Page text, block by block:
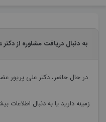
به دنبال دریافت مشاوره از
در حال حاضر،دکتر علی پریور
زمینه دارید یا به دنبال